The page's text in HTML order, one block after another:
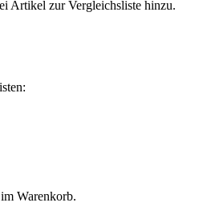
Artikel zur Vergleichsliste hinzu.
Warenkorb.